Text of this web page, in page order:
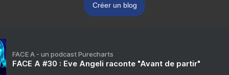
Créer un blog
FACE A - un podcast Purecharts
FACE A #30 : Eve Angeli raconte "Avant de partir"